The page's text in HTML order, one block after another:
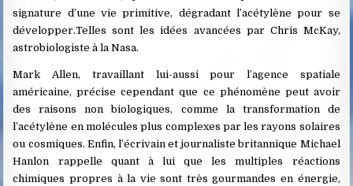
signature d’une vie primitive, dégradant l’acétylène pour se
développer.Telles sont les idées avancées par Chris McKay,
astrobiologiste à la Nasa.
Mark Allen, travaillant lui-aussi pour l’agence spatiale
américaine, précise cependant que ce phénomène peut avoir
des raisons non biologiques, comme la transformation de
l’acétylène en molécules plus complexes par les rayons solaires
ou cosmiques. Enfin, l’écrivain et journaliste britannique Michael
Hanlon rappelle quant à lui que les multiples réactions
chimiques propres à la vie sont très gourmandes en énergie,